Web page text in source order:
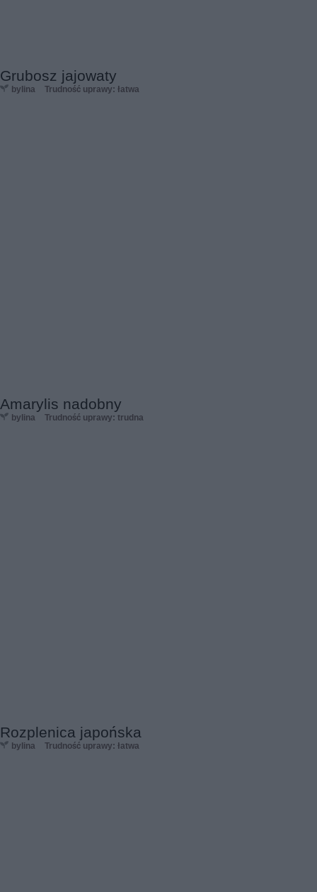
Grubosz jajowaty
bylina Trudność uprawy: łatwa
Amarylis nadobny
bylina Trudność uprawy: trudna
Rozplenica japońska
bylina Trudność uprawy: łatwa